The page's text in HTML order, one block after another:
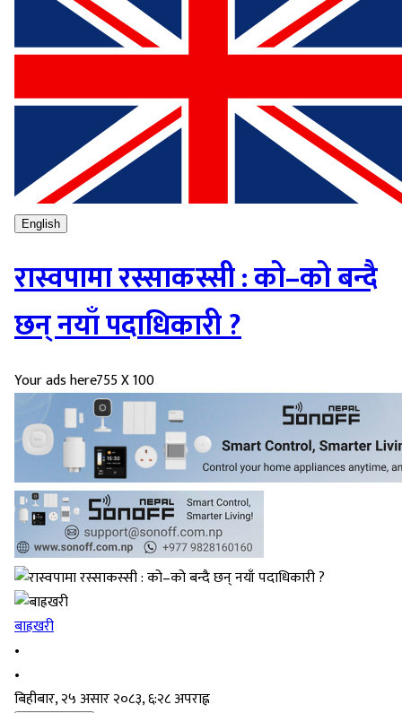
English
रास्वपामा रस्साकस्सी : को–को बन्दै
छन् नयाँ पदाधिकारी ?
Your ads here755 X 100
बाह्रखरी
•
•
बिहीबार, २५ असार २०८३, ६:२८ अपराह्न